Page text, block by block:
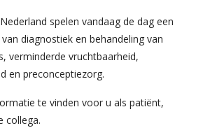
spelen vandaag de dag een
diagnostiek en behandeling van
verminderde vruchtbaarheid,
en preconceptiezorg.
te vinden voor u als patiënt,
collega.